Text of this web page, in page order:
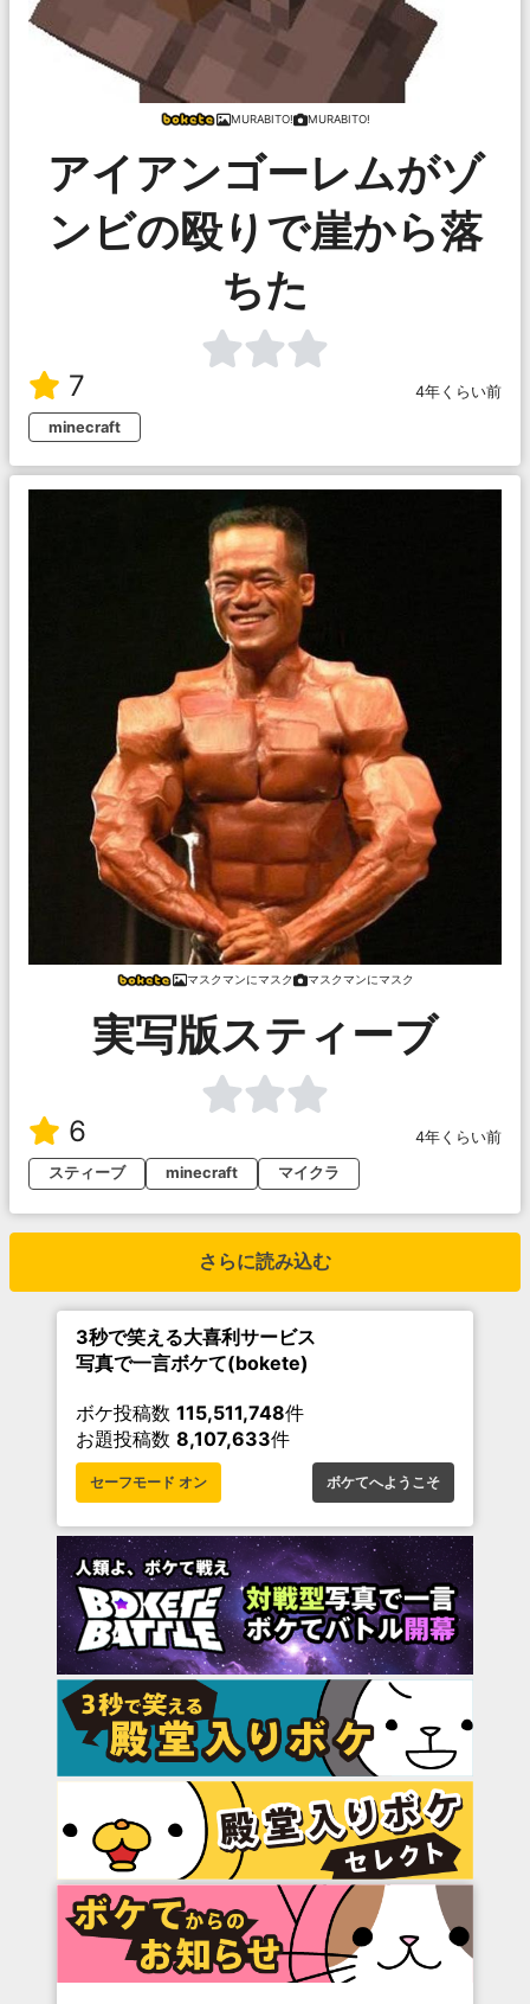
MURABITO! MURABITO!
アイアンゴーレムがゾ
ンビの殴りで崖から落
ちた
7
4年くらい前
minecraft
マスクマンにマスク マスクマンにマスク
実写版スティーブ
6
4年くらい前
スティーブ
minecraft マイクラ
さらに読み込む
3秒で笑える大喜利サービス
写真で一言ボケて(bokete)
ボケ投稿数 115,511,748件
お題投稿数 8,107,633件
セーフモード オン ボケてへようこそ